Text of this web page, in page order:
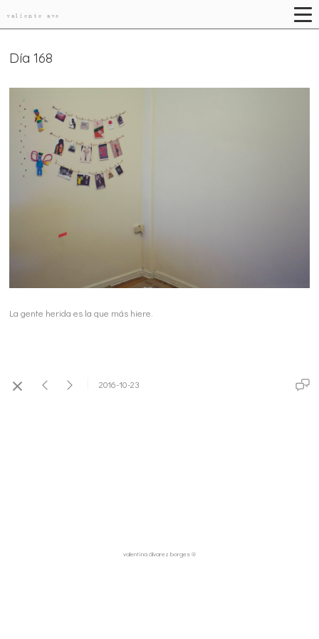
valiente ave
Día 168
La gente herida es la que más hiere.
2016-10-23
valentina álvarez borges ®